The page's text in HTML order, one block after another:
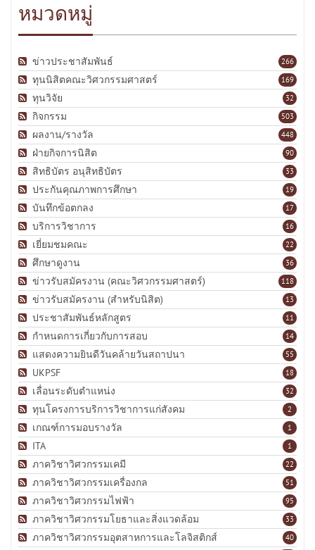
หมวดหมู่
266
ข่าวประชาสัมพันธ์
169
ทุนนิสิตคณะวิศวกรรมศาสตร์
32
ทุนวิจัย
503
กิจกรรม
448
ผลงาน/รางวัล
90
ฝ่ายกิจการนิสิต
33
สิทธิบัตร อนุสิทธิบัตร
19
ประกันคุณภาพการศึกษา
17
บันทึกข้อตกลง
16
บริการวิชาการ
22
เยี่ยมชมคณะ
36
ศึกษาดูงาน
118
ข่าวรับสมัครงาน (คณะวิศวกรรมศาสตร์)
13
ข่าวรับสมัครงาน (สำหรับนิสิต)
11
ประชาสัมพันธ์หลักสูตร
14
กำหนดการเกี่ยวกับการสอบ
55
แสดงความยินดีวันคล้ายวันสถาปนา
18
UKPSF
32
เลื่อนระดับตำแหน่ง
2
ทุนโครงการบริการวิชาการแก่สังคม
1
เกณฑ์การมอบรางวัล
1
ITA
22
ภาควิชาวิศวกรรมเคมี
51
ภาควิชาวิศวกรรมเครื่องกล
95
ภาควิชาวิศวกรรมไฟฟ้า
33
ภาควิชาวิศวกรรมโยธาและสิ่งแวดล้อม
40
ภาควิชาวิศวกรรมอุตสาหการและโลจิสติกส์